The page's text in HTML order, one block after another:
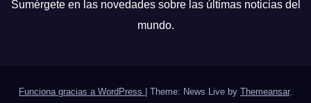
Sumérgete en las novedades sobre las últimas noticias del
mundo.
Funciona gracias a WordPress Theme: News Live by Themeansar.